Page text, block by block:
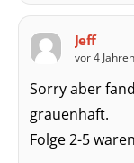
Jeff
vor 4 Jahren
Sorry aber
grauenhaft.
Folge 2-5